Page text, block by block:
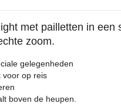
met pailletten in
zoom.
gelegenheden
voor op reis
boven de heupen.